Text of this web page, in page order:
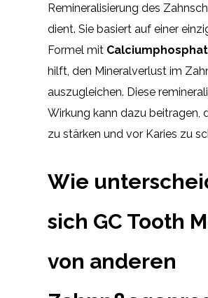
Remineralisierung des
dient. Sie basiert auf einer
Formel mit Calciumphosphat
hilft, den Mineralverlust im
auszugleichen. Diese
Wirkung kann dazu beitragen,
zu stärken und vor Karies zu
Wie
sich GC Tooth
von anderen